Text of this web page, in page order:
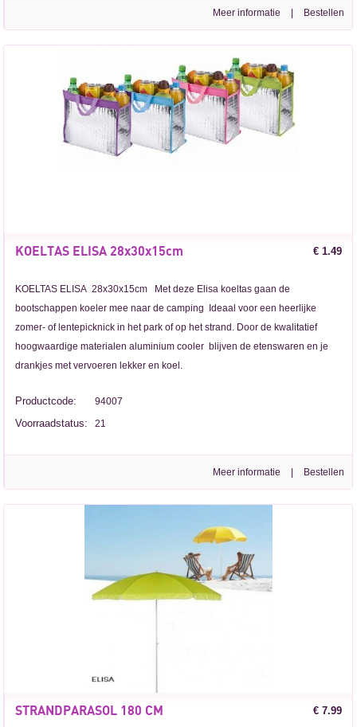
Meer informatie |
KOELTAS ELISA 28x30x15cm € 1.49
KOELTAS ELISA 28x30x15cm Met deze Elisa koeltas gaan de
bootschappen koeler mee naar de camping Ideaal voor een heerlijke
zomer- of lentepicknick in het park of op het strand. Door de kwalitatief
hoogwaardige materialen aluminium cooler blijven de etenswaren en je
drankjes met vervoeren lekker en koel.
Productcode: 94007
Voorraadstatus: 21
Meer informatie |
STRANDPARASOL 180 CM € 7.99